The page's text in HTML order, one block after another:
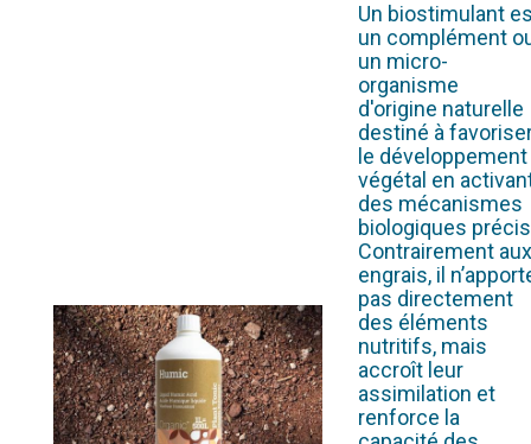
Un biostimulant
un complément
un micro-
organisme
d'origine naturelle
destiné à
le développement
végétal en
des mécanismes
biologiques
Contrairement aux
engrais, il
pas directement
des éléments
nutritifs, mais
accroît leur
assimilation et
renforce la